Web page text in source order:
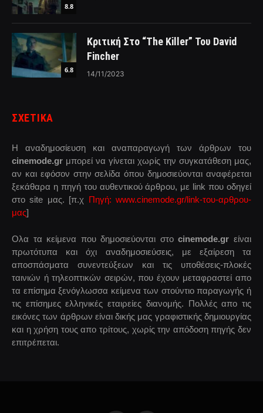
8.8
6.8
Κριτική Στο “The Killer” Του David
Fincher
14/11/2023
ΣΧΕΤΙΚΑ
Η αναδημοσίευση και αναπαραγωγή των άρθρων του
cinemode.gr μπορεί να γίνεται χωρίς την συγκατάθεση μας,
αν και εφόσον στην σελίδα όπου δημοσιεύονται αναφέρεται
ξεκάθαρα η πηγή του αυθεντικού άρθρου, με link που οδηγεί
στο site μας. [π.χ Πηγή: www.cinemode.gr/link-του-αρθρου-
μας]
Ολα τα κείμενα που δημοσιεύονται στοcinemode.gr είναι
πρωτότυπα και όχι αναδημοσιεύσεις, με εξαίρεση τα
αποσπάσματα συνεντεύξεων και τις υποθέσεις-πλοκές
ταινιών ή τηλεοπτικών σειρών, που έχουν μεταφραστεί απο
τα επίσημα ξενόγλωσσα κείμενα των στούντιο παραγωγής ή
τις επίσημες ελληνικές εταιρείες διανομής. Πολλές απο τις
εικόνες των άρθρων είναι δικής μας γραφιστικής δημιουργίας
και η χρήση τους απο τρίτους, χωρίς την απόδοση πηγής δεν
επιτρέπεται.